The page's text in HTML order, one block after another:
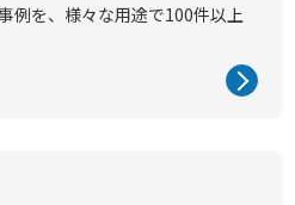
例を、様々な用途で100件以上